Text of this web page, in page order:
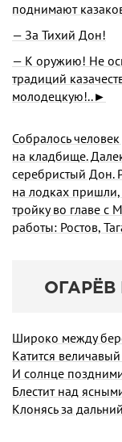
поднимают
— За Тихий Дон!
— К оружию! Не
традиций
молодецкую!..►
Собралось
на кладбище.
серебристый Дон.
на лодках
тройку во главе с
работы: Ростов,
ОГАРЁВ
Широко между
Катится
И солнце
Блестит над
Клонясь за